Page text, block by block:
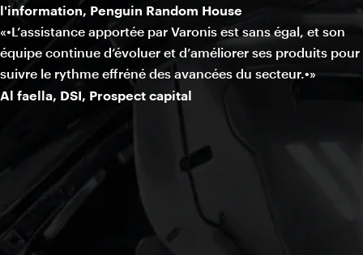
l'information, Penguin Random House
«•L’assistance apportée par Varonis est sans égal, et son
équipe continue d’évoluer et d’améliorer ses produits pour
suivre le rythme effréné des avancées du secteur.•»
Al faella, DSI, Prospect capital